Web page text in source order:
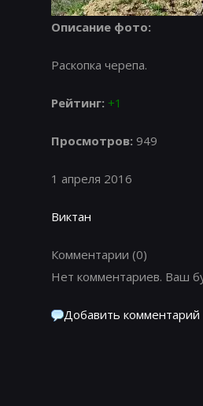
Описание фото:
Раскопка черепа.
Рейтинг: +1
Просмотров: 949
1 апреля 2016
Виктан
Комментарии (0)
Нет комментариев. Ваш
Добавить комментарий